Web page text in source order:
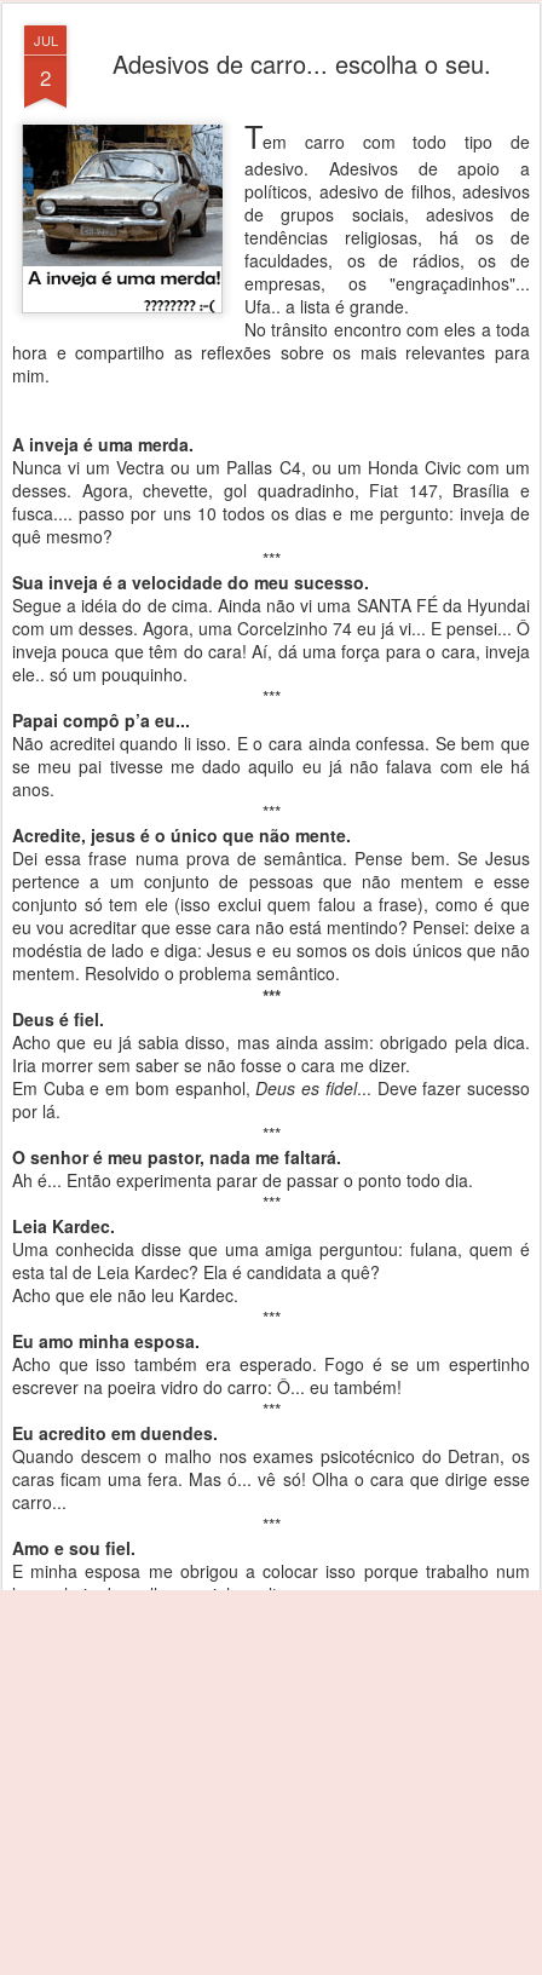
JUL
2 Adesivos de carro... escolha o seu.
Tem carro com todo tipo de
adesivo. Adesivos de apoio a
políticos, adesivo de filhos, adesivos
de grupos sociais, adesivos de
tendências religiosas, há os de
faculdades, os de rádios, os de
empresas, os "engraçadinhos"...
Ufa.. a lista é grande.
No trânsito encontro com eles a toda
hora e compartilho as reflexões sobre os mais relevantes para
mim.
A inveja é uma merda.
Nunca vi um Vectra ou um Pallas C4, ou um Honda Civic com um
desses. Agora, chevette, gol quadradinho, Fiat 147, Brasília e
fusca.... passo por uns 10 todos os dias e me pergunto: inveja de
quê mesmo?
***
Sua inveja é a velocidade do meu sucesso.
Segue a idéia do de cima. Ainda não vi uma SANTA FÉ da Hyundai
com um desses. Agora, uma Corcelzinho 74 eu já vi... E pensei... Ô
inveja pouca que têm do cara! Aí, dá uma força para o cara, inveja
ele.. só um pouquinho.
***
Papai compô p’a eu...
Não acreditei quando li isso. E o cara ainda confessa. Se bem que
se meu pai tivesse me dado aquilo eu já não falava com ele há
anos.
***
Acredite, jesus é o único que não mente.
Dei essa frase numa prova de semântica. Pense bem. Se Jesus
pertence a um conjunto de pessoas que não mentem e esse
conjunto só tem ele (isso exclui quem falou a frase), como é que
eu vou acreditar que esse cara não está mentindo? Pensei: deixe a
modéstia de lado e diga: Jesus e eu somos os dois únicos que não
mentem. Resolvido o problema semântico.
***
Deus é fiel.
Acho que eu já sabia disso, mas ainda assim: obrigado pela dica.
Iria morrer sem saber se não fosse o cara me dizer.
Em Cuba e em bom espanhol,Deus es fidel... Deve fazer sucesso
por lá.
***
O senhor é meu pastor, nada me faltará.
Ah é... Então experimenta parar de passar o ponto todo dia.
***
Leia Kardec.
Uma conhecida disse que uma amiga perguntou: fulana, quem é
esta tal de Leia Kardec? Ela é candidata a quê?
Acho que ele não leu Kardec.
***
Eu amo minha esposa.
Acho que isso também era esperado. Fogo é se um espertinho
escrever na poeira vidro do carro: Ô... eu também!
***
Eu acredito em duendes.
Quando descem o malho nos exames psicotécnico do Detran, os
caras ficam uma fera. Mas ó... vê só! Olha o cara que dirige esse
carro...
***
Amo e sou fiel.
E minha esposa me obrigou a colocar isso porque trabalho num
lugar cheio de mulher a minha volta.